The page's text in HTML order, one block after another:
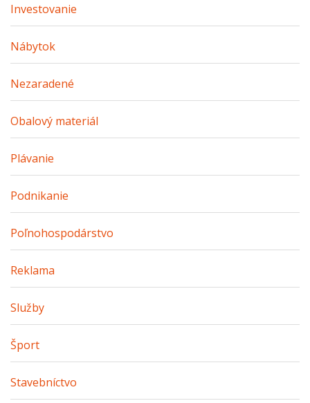
Investovanie
Nábytok
Nezaradené
Obalový materiál
Plávanie
Podnikanie
Poľnohospodárstvo
Reklama
Služby
Šport
Stavebníctvo